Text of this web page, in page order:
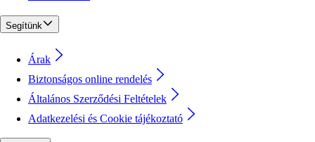
Segítünk
Árak
Biztonságos online rendelés
Általános Szerződési Feltételek
Adatkezelési és Cookie tájékoztató